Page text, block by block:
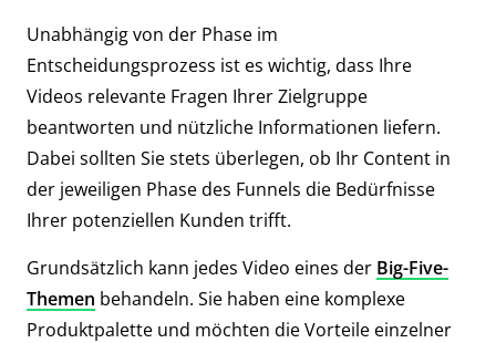
Unabhängig von der Phase im
Entscheidungsprozess ist es wichtig, dass Ihre
Videos relevante Fragen Ihrer Zielgruppe
beantworten und nützliche Informationen liefern.
Dabei sollten Sie stets überlegen, ob Ihr Content in
der jeweiligen Phase des Funnels die Bedürfnisse
Ihrer potenziellen Kunden trifft.
Grundsätzlich kann jedes Video eines der Big-Five-
Themen behandeln. Sie haben eine komplexe
Produktpalette und möchten die Vorteile einzelner